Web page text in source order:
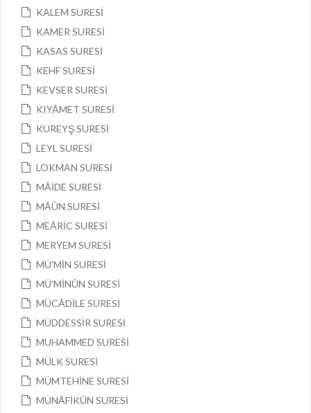
KALEM SURESİ
KAMER SURESİ
KASAS SURESİ
KEHF SURESİ
KEVSER SURESİ
KIYÂMET SURESİ
KUREYŞ SURESİ
LEYL SURESİ
LOKMAN SURESİ
MÂİDE SURESİ
MÂÛN SURESİ
MEÂRİC SURESİ
MERYEM SURESİ
MÜ’MİN SURESİ
MÜ’MİNÛN SURESİ
MÜCÂDİLE SURESİ
MÜDDESSİR SURESİ
MUHAMMED SURESİ
MÜLK SURESİ
MÜMTEHİNE SURESİ
MÜNÂFİKÛN SURESİ